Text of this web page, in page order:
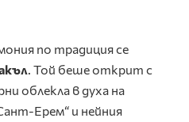
по традиция се
. Той беше открит с
облекла в духа на
Ерем“ и нейния